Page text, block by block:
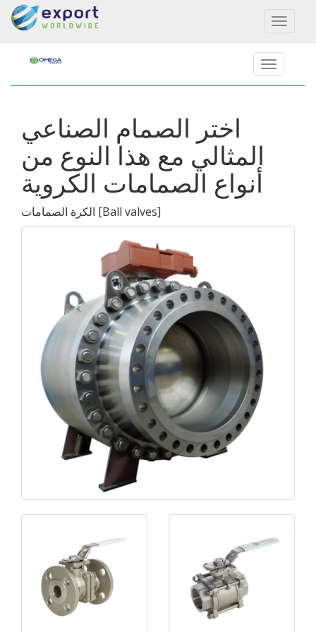
Toggle
اختر الصمام الصناعي
المثالي مع هذا النوع من
أنواع الصمامات الكروية
الكرة الصمامات [Ball valves]